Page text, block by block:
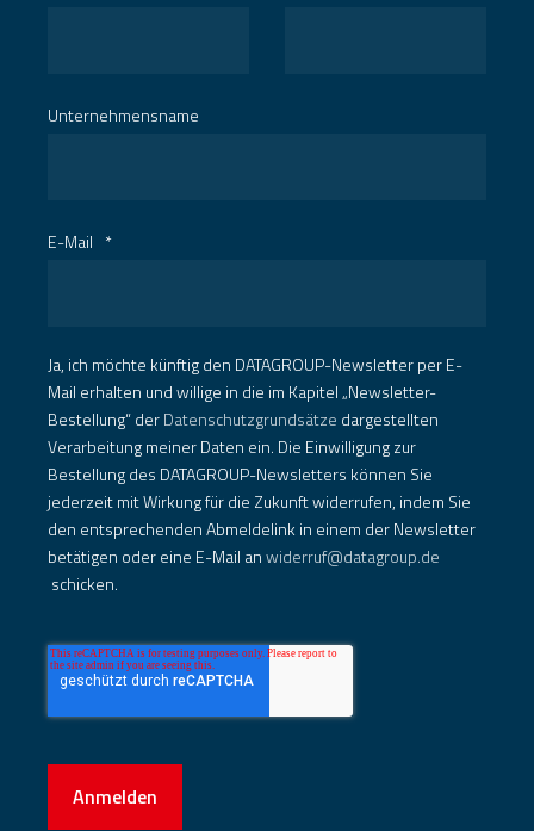
Unternehmensname
E-Mail *
Ja, ich möchte künftig den DATAGROUP-Newsletter per E-
Mail erhalten und willige in die im Kapitel „Newsletter-
Bestellung“ derDatenschutzgrundsätze dargestellten
Verarbeitung meiner Daten ein. Die Einwilligung zur
Bestellung des DATAGROUP-Newsletters können Sie
jederzeit mit Wirkung für die Zukunft widerrufen, indem Sie
den entsprechenden Abmeldelink in einem der Newsletter
betätigen oder eine E-Mail anwiderruf@datagroup.de
schicken.
Anmelden